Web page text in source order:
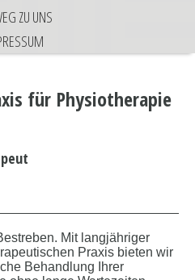
ZU UNS
für Physiotherapie
Mit langjähriger
Praxis bieten wir
Behandlung Ihrer